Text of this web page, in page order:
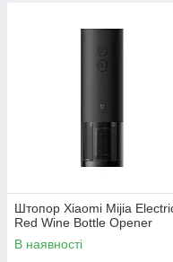
Штопор Xiaomi Mijia
Red Wine Bottle Opener
В наявності